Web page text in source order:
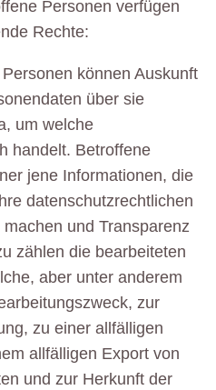
Personen verfügen
Rechte:
können Auskunft
über sie
um welche
handelt. Betroffene
jene Informationen, die
datenschutzrechtlichen
und Transparenz
zählen die bearbeiteten
aber unter anderem
zur
zu einer allfälligen
allfälligen Export von
und zur Herkunft der